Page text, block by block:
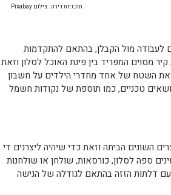
תוכניות דירה. צילום Pixabay
לעבודה מול הקבלן, בהתאם להתקדמות
מסוים המפריד בין פינת האוכל לסלון וזאת
את השטח של אחד מחדרי הילדים על חשבון
טכניים, כמו תוספת של נקודות חשמל
השונים הביתה וזאת כדי שיהיה ליצרנים די
ספה לסלון, כורסאות, שולחן או שולחנות
עם דלתות הזזה בהתאם לגודלה של הנישה